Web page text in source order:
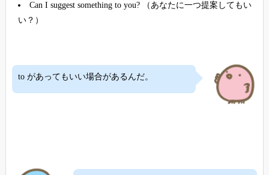
Can I suggest something to you? （あなたに一つ提案してもい
い？）
to があってもいい場合があるんだ。